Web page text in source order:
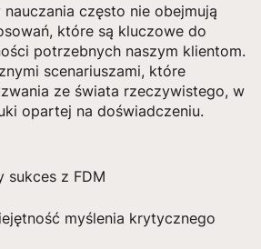
często nie obejmują
które są kluczowe do
potrzebnych naszym klientom.
scenariuszami, które
ze świata rzeczywistego, w
opartej na doświadczeniu.
sukces z FDM
myślenia krytycznego